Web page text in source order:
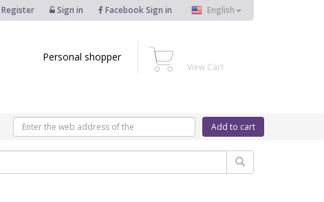
Register Sign in Facebook Sign in English
Personal shopper
View Cart
Add to cart